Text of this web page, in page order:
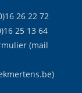
26 22 72
25 13 64
(mail
)